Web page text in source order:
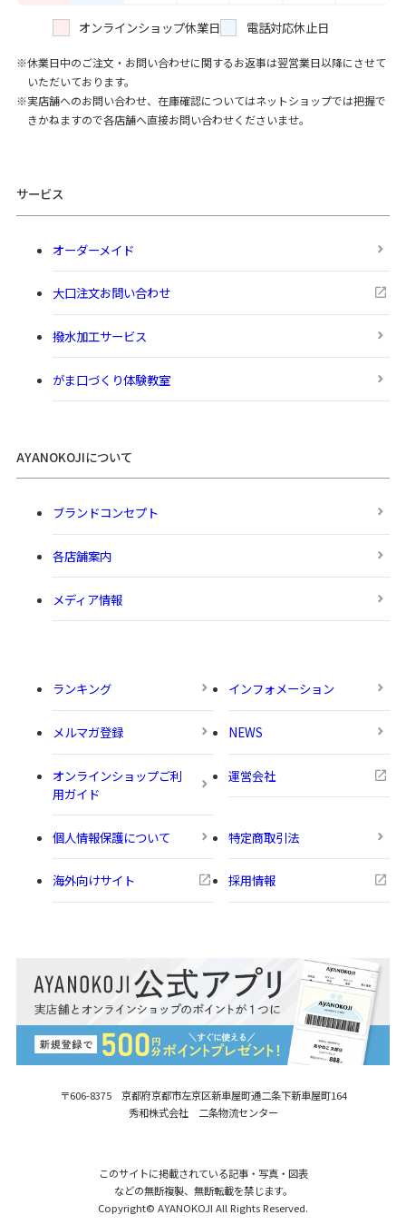
〒606-8375 京都府京都市左京区新車屋町通二条下新車屋町164
秀和株式会社 二条物流センター
オンラインショップ休業日 電話対応休止日
休業日中のご注文・お問い合わせに関するお返事は翌営業日以降にさせて
いただいております。
実店舗へのお問い合わせ、在庫確認についてはネットショップでは把握で
きかねますので各店舗へ直接お問い合わせくださいませ。
サービス
オーダーメイド
大口注文お問い合わせ
撥水加工サービス
がま口づくり体験教室
AYANOKOJIについて
ブランドコンセプト
各店舗案内
メディア情報
ランキング インフォメーション
メルマガ登録 NEWS
オンラインショップご利
用ガイド
運営会社
個人情報保護について 特定商取引法
海外向けサイト 採用情報
このサイトに掲載されている記事・写真・図表
などの無断複製、無断転載を禁じます。
Copyright© AYANOKOJI All Rights Reserved.